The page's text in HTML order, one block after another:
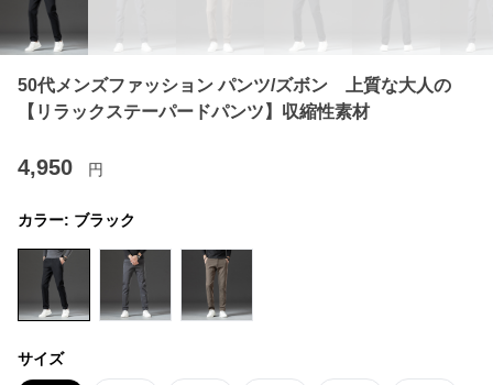
50代メンズファッション パンツ/ズボン 上質な大人の
【リラックステーパードパンツ】収縮性素材
4,950 円
カラー: ブラック
サイズ